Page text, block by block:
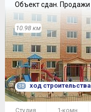
Объект сдан. Продажи
10.98 км
38 ход строительства
Студия
1-комн